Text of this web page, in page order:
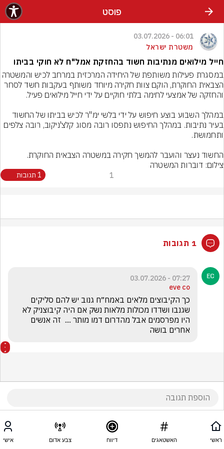
פוסט
06:01 - 03.07.2026
משטרת ישראל
חייל מילואים מנתיבות חשוד בהחזקת אמל"ח לא חוקי בביתו
הצבאית החוקרת, הוקם צוות חקירה מיוחד משותף בעקבות חשד לסחר
במהלך השבוע בוצע חיפוש על ידי בלשי ימ"ר לכיש בביתו של החשוד
החשוד נעצר והועבר להמשך חקירה במשטרה הצבאית החוקרת.
צילום: דוברות המשטרה
1 1 תגובות
1 תגובות
07:27 - 03.07.2026
eve co
אחרים בושה
ראשי האשטאגים דיווח צבע אדום אישי